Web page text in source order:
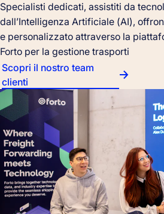
Specialisti dedicati, assistiti da
dall’Intelligenza Artificiale (AI),
e personalizzato attraverso la
Forto per la gestione trasporti
Scopri il nostro team
clienti